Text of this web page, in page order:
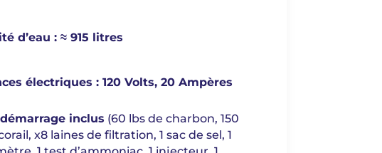
d’eau : ≈ 915 litres
électriques : 120 Volts, 20 Ampères
inclus (60 lbs de charbon, 150
x8 laines de filtration, 1 sac de sel, 1